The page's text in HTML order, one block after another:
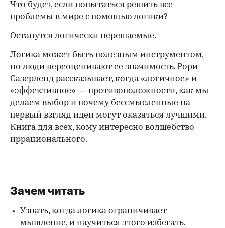
Что будет, если попытаться решить все
проблемы в мире с помощью логики?
Останутся логически нерешаемые.
Логика может быть полезным инструментом,
но люди переоценивают ее значимость. Рори
Сазерленд рассказывает, когда «логичное» и
«эффективное» — противоположности, как мы
делаем выбор и почему бессмысленные на
первый взгляд идеи могут оказаться лучшими.
Книга для всех, кому интересно волшебство
иррационального.
Зачем читать
Узнать, когда логика ограничивает
мышление, и научиться этого избегать.